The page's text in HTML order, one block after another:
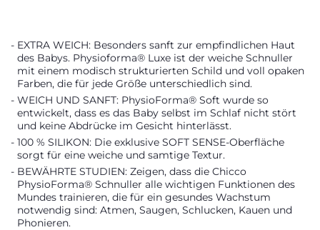
EXTRA WEICH: Besonders sanft zur empfindlichen Haut
des Babys. Physioforma® Luxe ist der weiche Schnuller
mit einem modisch strukturierten Schild und voll opaken
Farben, die für jede Größe unterschiedlich sind.
WEICH UND SANFT: PhysioForma® Soft wurde so
entwickelt, dass es das Baby selbst im Schlaf nicht stört
und keine Abdrücke im Gesicht hinterlässt.
100 % SILIKON: Die exklusive SOFT SENSE-Oberfläche
sorgt für eine weiche und samtige Textur.
BEWÄHRTE STUDIEN: Zeigen, dass die Chicco
PhysioForma® Schnuller alle wichtigen Funktionen des
Mundes trainieren, die für ein gesundes Wachstum
notwendig sind: Atmen, Saugen, Schlucken, Kauen und
Phonieren.